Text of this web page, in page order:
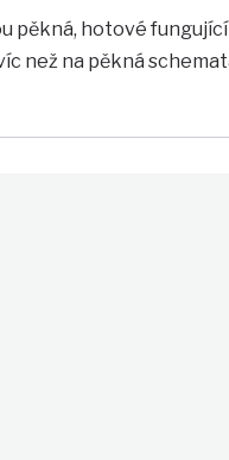
pěkná, hotové
než na pěkná